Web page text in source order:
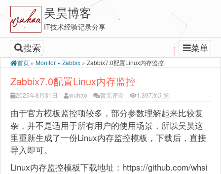
吴昊博客
IT技术经验记录分享
搜索 菜单
首页 » Monitor » Zabbix » Zabbix7.0配置Linux内存监控
Zabbix7.0配置Linux内存监控
2025年8月31日 wuhao 暂无评论 1,397次浏览
由于官方模板监控项较多，部分参数理解起来比较复
杂，并不是适用于所有用户的使用场景，所以吴昊这
里重新生成了一份Linux内存监控模板，下载后，直接
导入即可。
Linux内存监控模板下载地址：https://github.com/whsi